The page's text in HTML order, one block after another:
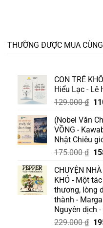
THƯỜNG ĐƯỢC MUA CÙNG
CON TRẺ
Hiểu Lạc - Lê
129.000₫
là:
(Nobel Văn
VỒNG -
Nhật Chiêu
175.000₫
là:
CHUYỆN
KHÓ - Một
thương, lòng
thành -
Nguyên dịch
229.000₫